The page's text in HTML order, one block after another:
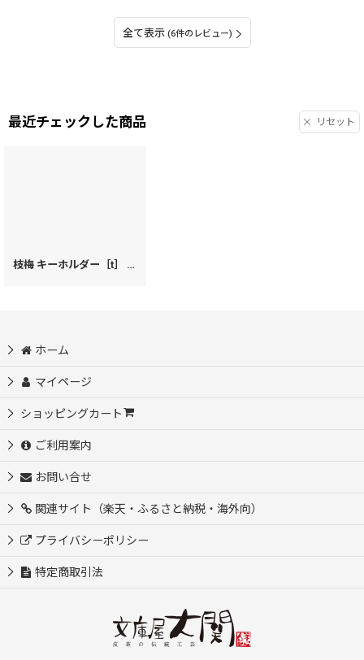
全て表示 (6件のレビュー)
最近チェックした商品 リセット
枝梅 キーホルダー［t］ [26850
ホーム
マイページ
ショッピングカート
ご利用案内
お問い合せ
関連サイト（楽天・ふるさと納税・海外向）
プライバシーポリシー
特定商取引法